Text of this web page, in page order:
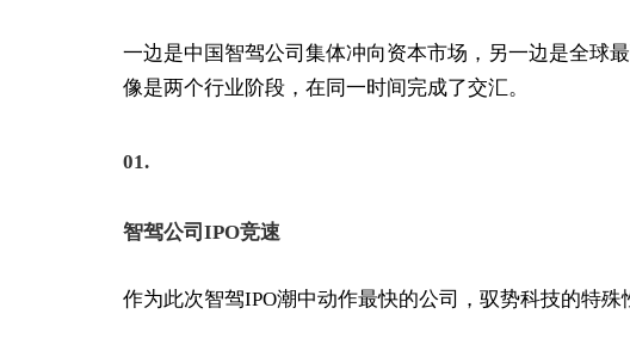
一边是中国智驾公司集体冲向资本市场，另一边是全球
像是两个行业阶段，在同一时间完成了交汇。
01.
智驾公司IPO竞速
作为此次智驾IPO潮中动作最快的公司，驭势科技的特殊